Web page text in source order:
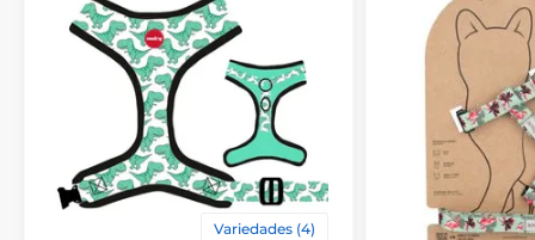
Las especificaciones técnicas pueden cambiar sin
previo aviso. Las imágenes tienen únicamente
carácter ilustrativo.
Variedades (4)